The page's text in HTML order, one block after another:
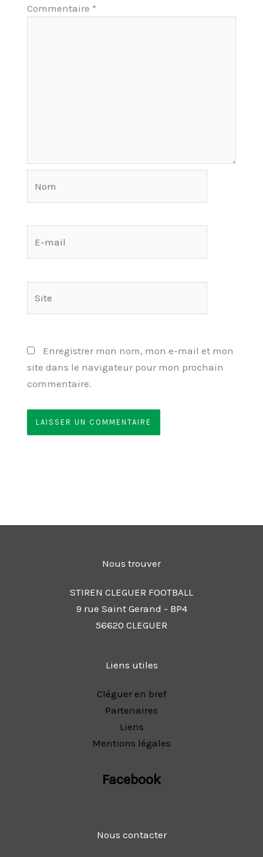
Commentaire *
Enregistrer mon nom, mon e-mail et mon
site dans le navigateur pour mon prochain
commentaire.
Nous trouver
STIREN CLEGUER FOOTBALL
9 rue Saint Gerand - BP4
56620 CLEGUER
Liens utiles
Cléguer en bref
Partenaires
Liens
Mentions légales
Facebook
Nous contacter